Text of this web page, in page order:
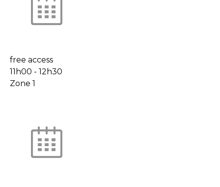
free access
11h00 - 12h30
Zone 1